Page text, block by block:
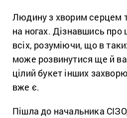
Людину з хворим серцем
на ногах. Дізнавшись про
всіх, розуміючи, що в
може розвинутися ще й
цілий букет інших
вже є.
Пішла до начальника